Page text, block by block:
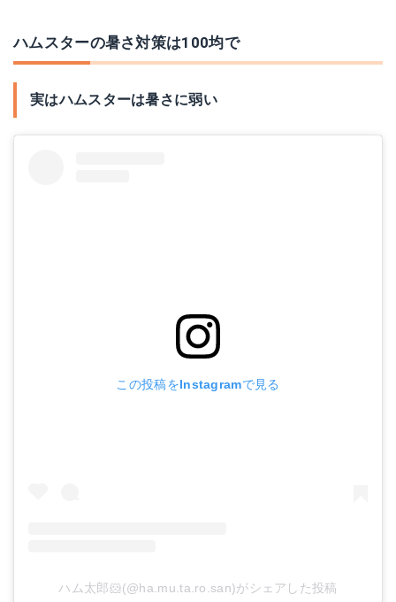
ハムスターの暑さ対策は100均で
実はハムスターは暑さに弱い
この投稿をInstagramで見る
ハム太郎🐹(@ha.mu.ta.ro.san)がシェアした投稿